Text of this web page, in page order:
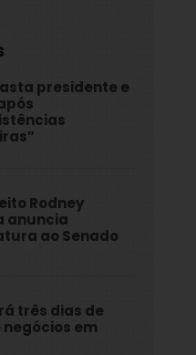
presidente e
Rodney
anuncia
ao Senado
três dias de
negócios em